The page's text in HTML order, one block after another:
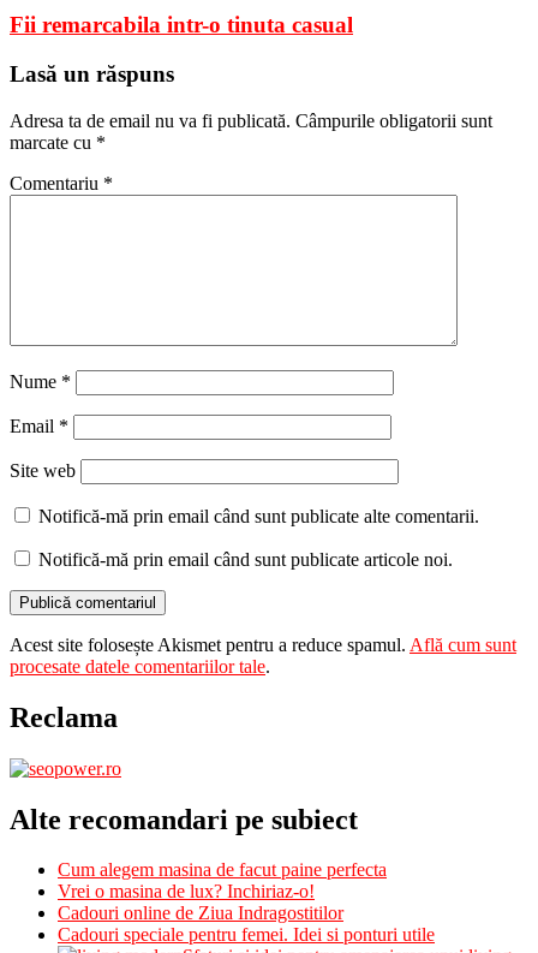
Fii remarcabila intr-o tinuta casual
Lasă un răspuns
Adresa ta de email nu va fi publicată. Câmpurile obligatorii sunt
marcate cu *
Comentariu *
Nume *
Email *
Site web
Notifică-mă prin email când sunt publicate alte comentarii.
Notifică-mă prin email când sunt publicate articole noi.
Acest site folosește Akismet pentru a reduce spamul. Află cum sunt
procesate datele comentariilor tale.
Reclama
Alte recomandari pe subiect
Cum alegem masina de facut paine perfecta
Vrei o masina de lux? Inchiriaz-o!
Cadouri online de Ziua Indragostitilor
Cadouri speciale pentru femei. Idei si ponturi utile